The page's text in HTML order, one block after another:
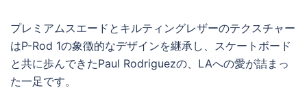
プレミアムスエードとキルティングレザーのテクスチャー
はP-Rod 1の象徴的なデザインを継承し、スケートボード
と共に歩んできたPaul Rodriguezの、LAへの愛が詰まっ
た一足です。